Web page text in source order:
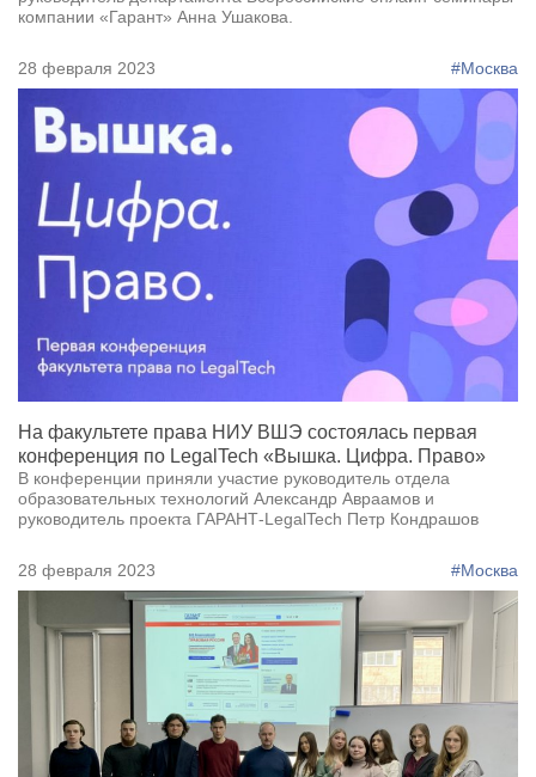
компании «Гарант» Анна Ушакова.
28 февраля 2023 #Москва
На факультете права НИУ ВШЭ состоялась первая
конференция по LegalTech «Вышка. Цифра. Право»
В конференции приняли участие руководитель отдела
образовательных технологий Александр Авраамов и
руководитель проекта ГАРАНТ-LegalTech Петр Кондрашов
28 февраля 2023 #Москва